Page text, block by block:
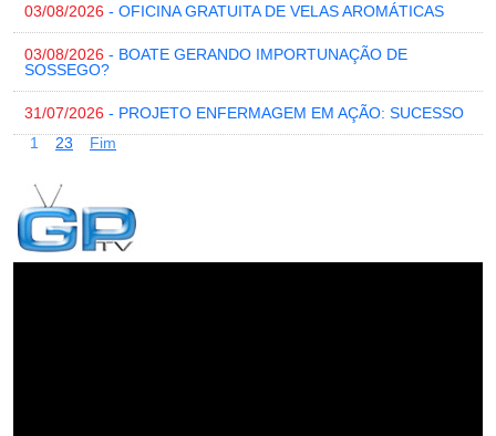
03/08/2026 - OFICINA GRATUITA DE VELAS AROMÁTICAS
03/08/2026 - BOATE GERANDO IMPORTUNAÇÃO DE
SOSSEGO?
31/07/2026 - PROJETO ENFERMAGEM EM AÇÃO: SUCESSO
1
23 Fim